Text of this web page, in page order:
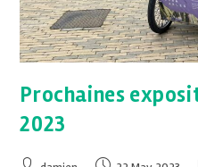
Prochaines
2023